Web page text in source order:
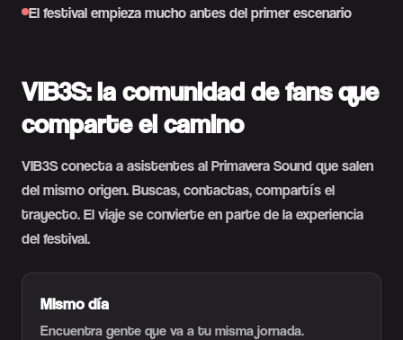
El festival empieza mucho antes del primer escenario
VIB3S: la comunidad de fans que
comparte el camino
VIB3S conecta a asistentes al Primavera Sound que salen
del mismo origen. Buscas, contactas, compartís el
trayecto. El viaje se convierte en parte de la experiencia
del festival.
Mismo día
Encuentra gente que va a tu misma jornada.